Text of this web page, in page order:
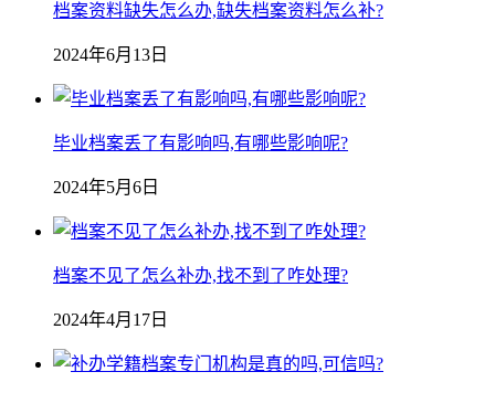
档案资料缺失怎么办,缺失档案资料怎么补?
2024年6月13日
毕业档案丢了有影响吗,有哪些影响呢?
2024年5月6日
档案不见了怎么补办,找不到了咋处理?
2024年4月17日